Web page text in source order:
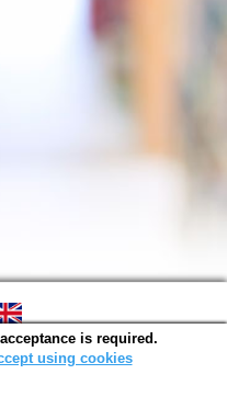
(2026-07-24)
s.
is required.
using cookies